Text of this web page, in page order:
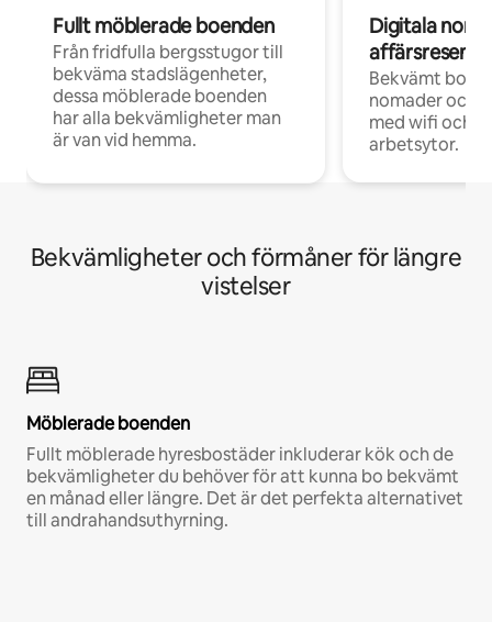
Fullt möblerade boenden
Från fridfulla bergsstugor till
bekväma stadslägenheter,
dessa möblerade boenden
har alla bekvämligheter man
är van vid hemma.
Digitala
Bekvämt
nomader och
med wifi och
arbetsytor.
Bekvämligheter och förmåner för längre
vistelser
Möblerade boenden
Fullt möblerade hyresbostäder inkluderar kök och de
bekvämligheter du behöver för att kunna bo bekvämt
en månad eller längre. Det är det perfekta alternativet
till andrahandsuthyrning.